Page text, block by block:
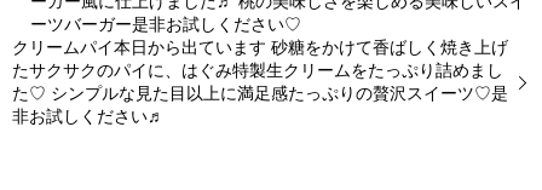
ーツバーガー是非お試しください♡
クリームパイ本日から出ています 砂糖をかけて香ばしく焼き上げ
たサクサクのパイに、はぐみ特製生クリームをたっぷり詰めまし
た♡ シンプルな見た目以上に満足感たっぷりの贅沢スイーツ♡是
非お試しください♬